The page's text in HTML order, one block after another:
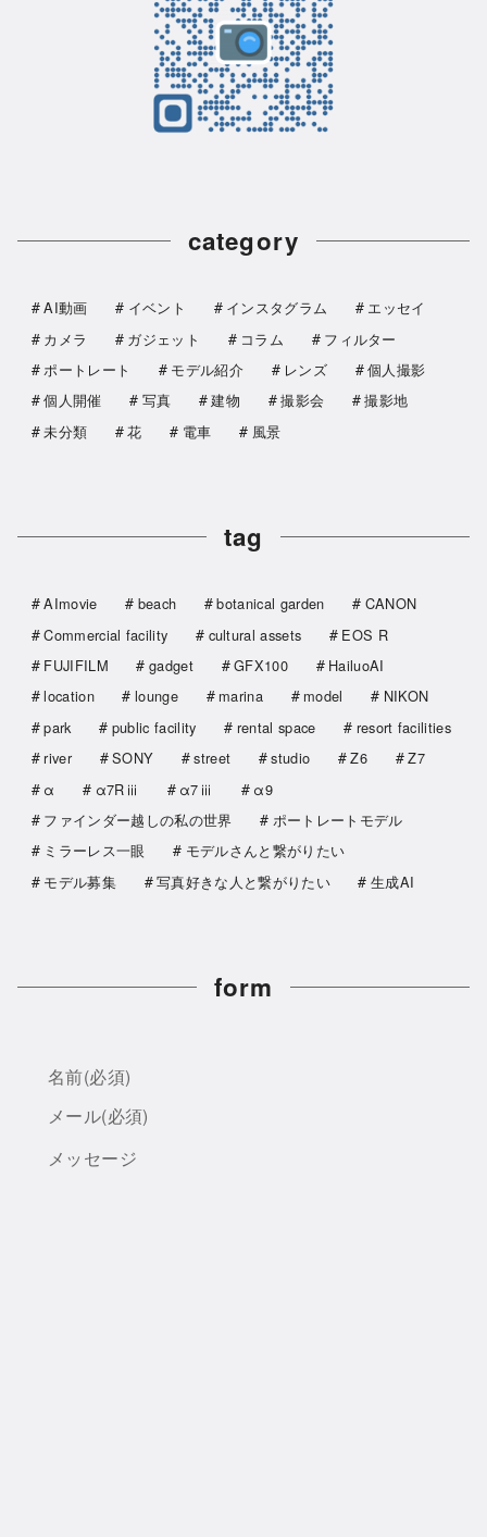
category
AI動画 イベント インスタグラム
エッセイ
カメラ
ガジェット コラム
フィルター
ポートレート
モデル紹介 レンズ
個人撮影
個人開催
写真 建物 撮影会
撮影地
未分類
花 電車 風景
tag
AImovie beach botanical garden
CANON
Commercial facility
cultural assets
EOS R
FUJIFILM
gadget GFX100
HailuoAI
location
lounge marina model
NIKON
park
public facility rental space
resort facilities
river
SONY street studio Z6
Z7
α
α7Rⅲ α7ⅲ
α9
ファインダー越しの私の世界
ポートレートモデル
ミラーレス一眼
モデルさんと繋がりたい
モデル募集
写真好きな人と繋がりたい 生成AI
form
名前(必須)
メール(必須)
メッセージ